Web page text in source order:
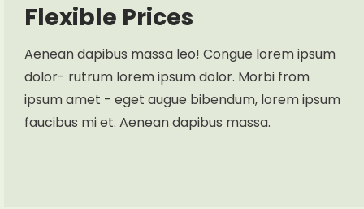
Flexible Prices
Aenean dapibus massa leo! Congue lorem ipsum
dolor- rutrum lorem ipsum dolor. Morbi from
ipsum amet - eget augue bibendum, lorem ipsum
faucibus mi et. Aenean dapibus massa.